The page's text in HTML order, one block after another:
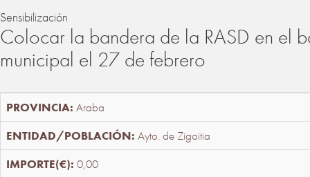
Sensibilización
Colocar la bandera de la RASD en el
municipal el 27 de febrero
Araba
Ayto. de Zigoitia
0,00